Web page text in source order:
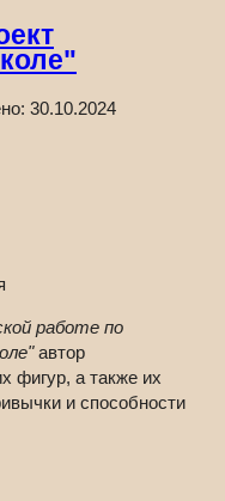
30.10.2024
работе по
автор
фигур, а также их
и способности